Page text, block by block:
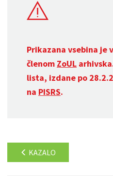
Prikazana vsebina je
členom ZoUL
lista, izdane po
na PISRS.
KAZALO